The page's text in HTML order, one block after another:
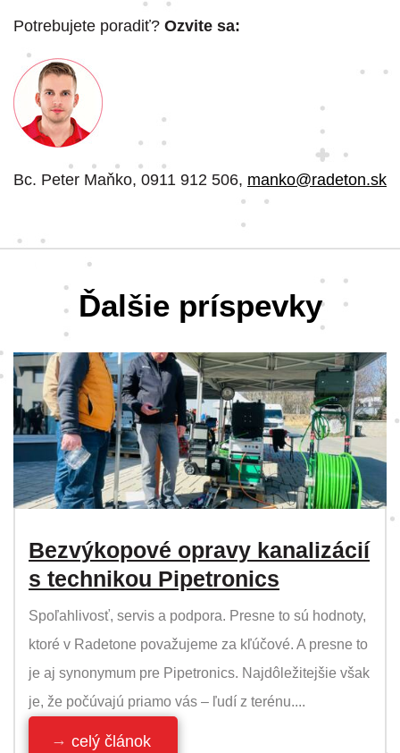
Potrebujete poradiť? Ozvite sa:
Bc. Peter Maňko, 0911 912 506, manko@radeton.sk
Ďalšie príspevky
Bezvýkopové opravy kanalizácií
s technikou Pipetronics
Spoľahlivosť, servis a podpora. Presne to sú hodnoty,
ktoré v Radetone považujeme za kľúčové. A presne to
je aj synonymum pre Pipetronics. Najdôležitejšie však
je, že počúvajú priamo vás – ľudí z terénu....
celý článok